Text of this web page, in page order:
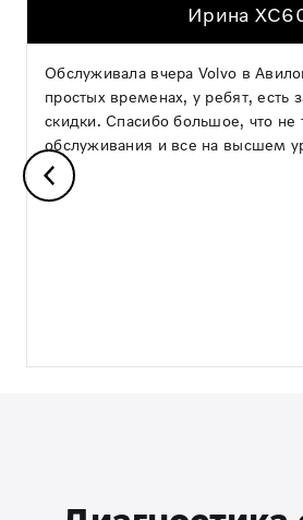
Ирина
Обслуживала вчера Volvo в
простых временах, у ребят, есть
скидки. Спасибо большое, что не
обслуживания и все на высшем